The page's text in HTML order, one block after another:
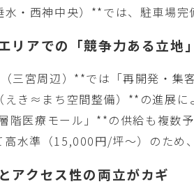
・西神中央）**では、駐車場完
リアでの「競争力ある立地
三宮周辺）**では「再開発・集
き≈まち空間整備）**の進展に
医療モール」**の供給も複数
水準（15,000円/坪〜）のため
アクセス性の両立がカギ